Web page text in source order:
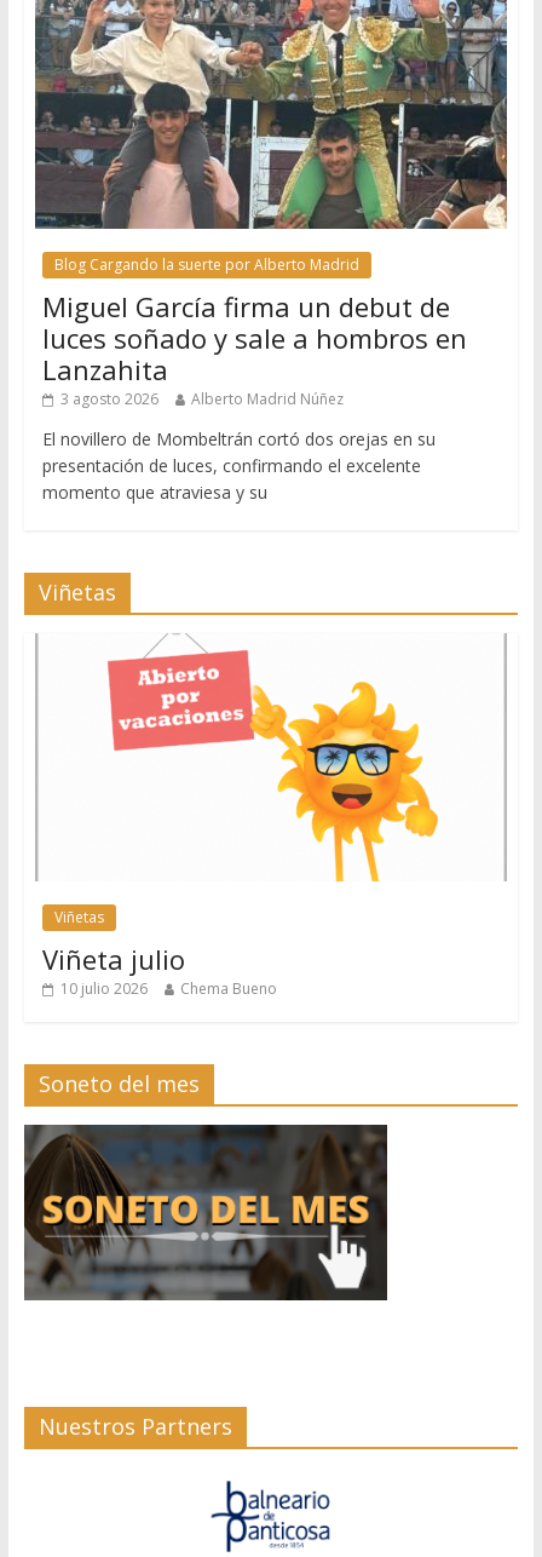
Blog Cargando la suerte por Alberto Madrid
Miguel García firma un debut de
luces soñado y sale a hombros en
Lanzahita
3 agosto 2026 Alberto Madrid Núñez
El novillero de Mombeltrán cortó dos orejas en su
presentación de luces, confirmando el excelente
momento que atraviesa y su
Viñetas
Viñetas
Viñeta julio
10 julio 2026 Chema Bueno
Soneto del mes
Nuestros Partners